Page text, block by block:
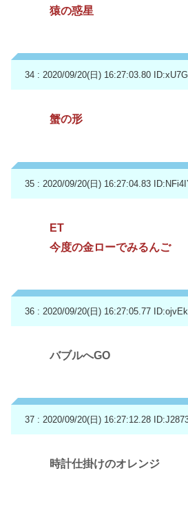
猿の惑星
34 : 2020/09/20(日) 16:27:03.80
蟹の形
35 : 2020/09/20(日) 16:27:04.83
ET
今度の金ローでみるんご
36 : 2020/09/20(日) 16:27:05.77
バブルへGO
37 : 2020/09/20(日) 16:27:12.28
時計仕掛けのオレンジ